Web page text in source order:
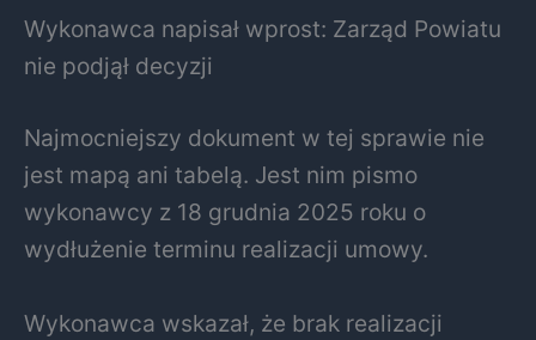
Wykonawca napisał wprost: Zarząd Powiatu
nie podjął decyzji
Najmocniejszy dokument w tej sprawie nie
jest mapą ani tabelą. Jest nim pismo
wykonawcy z 18 grudnia 2025 roku o
wydłużenie terminu realizacji umowy.
Wykonawca wskazał, że brak realizacji